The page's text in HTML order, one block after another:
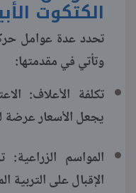
الكتكوت
تحدد عدة عوامل
وتأتي في مقدمتها:
تكلفة الأعلاف:
يجعل الأسعار عرضة
المواسم
الإقبال على التربية